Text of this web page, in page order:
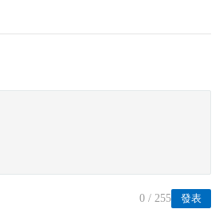
發表
0 / 255